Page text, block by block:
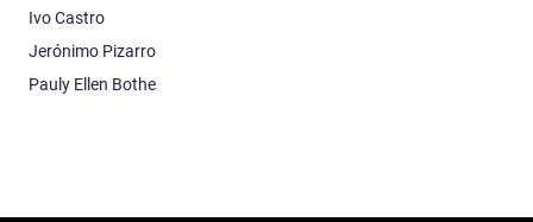
Ivo Castro
Jerónimo Pizarro
Pauly Ellen Bothe